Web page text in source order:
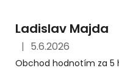
Ladislav Majda
Hodnocení obchodu
| 5.6.2026
Obchod hodnotím za 5